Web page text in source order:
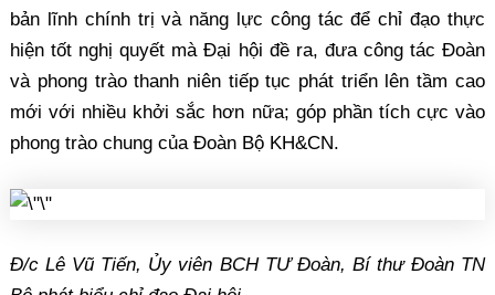
bản lĩnh chính trị và năng lực công tác để chỉ đạo thực
hiện tốt nghị quyết mà Đại hội đề ra, đưa công tác Đoàn
và phong trào thanh niên tiếp tục phát triển lên tầm cao
mới với nhiều khởi sắc hơn nữa; góp phần tích cực vào
phong trào chung của Đoàn Bộ KH&CN.
Đ/c Lê Vũ Tiến, Ủy viên BCH TƯ Đoàn, Bí thư Đoàn TN